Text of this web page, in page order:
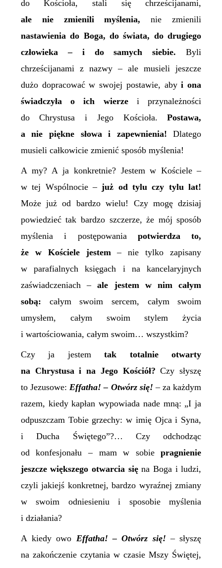
do Kościoła, stali się chrześcijanami,
ale nie zmienili myślenia, nie zmienili
nastawienia do Boga, do świata, do drugiego
człowieka – i do samych siebie.Byli
chrześcijanami z nazwy – ale musieli jeszcze
dużo dopracować w swojej postawie, abyi ona
świadczyła o ich wierzei przynależności
do Chrystusa i Jego Kościoła.Postawa,
a nie piękne słowa i zapewnienia! Dlatego
musieli całkowicie zmienić sposób myślenia!
A my? A ja konkretnie? Jestem w Kościele –
w tej Wspólnocie –już od tyluczy tylulat!
Może już od bardzo wielu! Czy mogę dzisiaj
powiedzieć tak bardzo szczerze, że mój sposób
myślenia i postępowania potwierdza to,
że w Kościele jestem– nie tylko zapisany
w parafialnych księgach i na kancelaryjnych
zaświadczeniach –ale jestem w nim całym
sobą: całym swoim sercem, całym swoim
umysłem, całym swoim stylem życia
i wartościowania, całym swoim… wszystkim?
Czy ja jestemtak totalnie otwarty
na Chrystusa i na Jego Kościół? Czy słyszę
to Jezusowe:Effatha! – Otwórz się!– za każdym
razem, kiedy kapłan wypowiada nade mną: „I ja
odpuszczam Tobie grzechy: w imię Ojca i Syna,
i Ducha Świętego”?… Czy odchodząc
od konfesjonału – mam w sobiepragnienie
jeszczewiększego otwarcia sięna Boga i ludzi,
czyli jakiejś konkretnej, bardzo wyraźnej zmiany
w swoim odniesieniu i sposobie myślenia
i działania?
A kiedy owo Effatha! – Otwórz się!–słyszę
na zakończenie czytania w czasie Mszy Świętej,